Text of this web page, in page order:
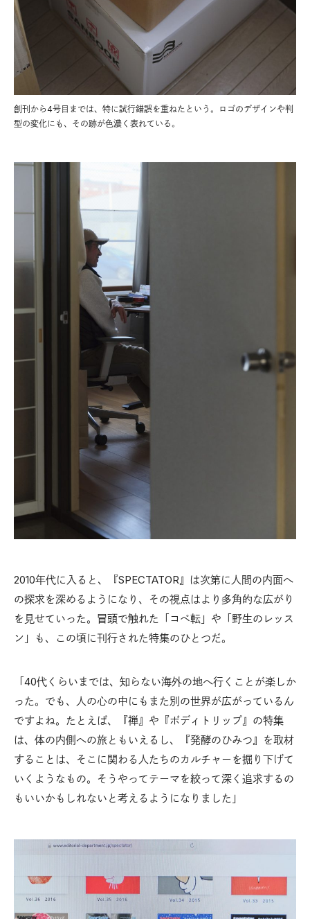
創刊から4号目までは、特に試行錯誤を重ねたという。ロゴのデザインや判
型の変化にも、その跡が色濃く表れている。
2010年代に入ると、『SPECTATOR』は次第に人間の内面へ
の探求を深めるようになり、その視点はより多角的な広がり
を見せていった。冒頭で触れた「コペ転」や「野生のレッス
ン」も、この頃に刊行された特集のひとつだ。
「40代くらいまでは、知らない海外の地へ行くことが楽しか
った。でも、人の心の中にもまた別の世界が広がっているん
ですよね。たとえば、『禅』や『ボディトリップ』の特集
は、体の内側への旅ともいえるし、『発酵のひみつ』を取材
することは、そこに関わる人たちのカルチャーを掘り下げて
いくようなもの。そうやってテーマを絞って深く追求するの
もいいかもしれないと考えるようになりました」